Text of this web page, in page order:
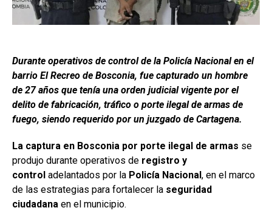
Durante operativos de control de la Policía Nacional en el
barrio El Recreo de Bosconia, fue capturado un hombre
de 27 años que tenía una orden judicial vigente por el
delito de fabricación, tráfico o porte ilegal de armas de
fuego, siendo requerido por un juzgado de Cartagena.
La captura en Bosconia por porte ilegal de armas se
produjo durante operativos de registro y
control adelantados por la Policía Nacional, en el marco
de las estrategias para fortalecer la seguridad
ciudadana en el municipio.